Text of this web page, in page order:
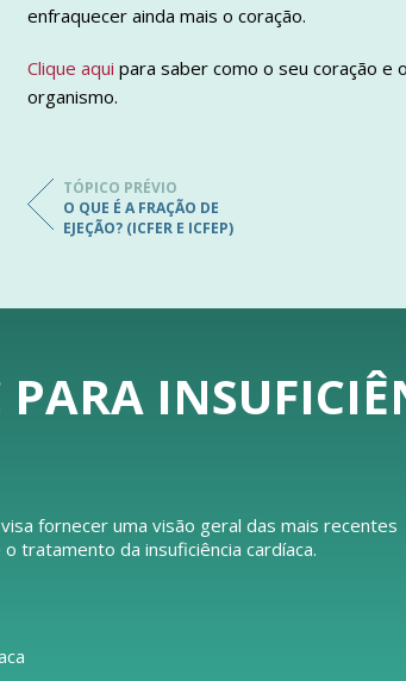
enfraquecer ainda mais o coração.
Clique aqui para saber como o seu coração
organismo.
TÓPICO PRÉVIO
O QUE É A FRAÇÃO DE
EJEÇÃO? (ICFER E ICFEP)
PARA
fornecer uma visão geral das mais recentes
tratamento da insuficiência cardíaca.